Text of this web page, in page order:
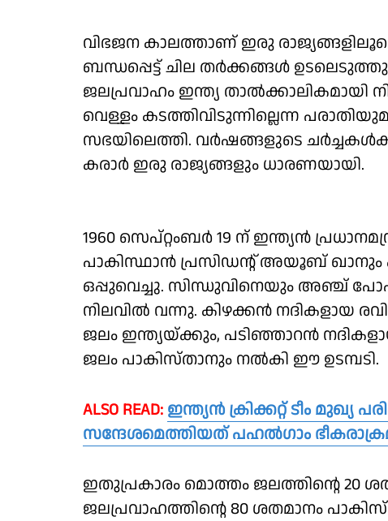
വിഭജന കാലത്താണ് ഇരു
ബന്ധപ്പെട്ട് ചില തര്‍ക്കങ്ങള്‍
ജലപ്രവാഹം ഇന്ത്യ താല്‍ക്കാലികമായി
വെള്ളം കടത്തിവിടുന്നില്ലെന്ന
സഭയിലെത്തി. വര്‍ഷങ്ങളുടെ
കരാര്‍ ഇരു രാജ്യങ്ങളും ധാരണയായി.
1960 സെപ്റ്റംബര്‍ 19 ന് ഇന്ത്യന്‍
പാകിസ്ഥാന്‍ പ്രസിഡന്റ് അയൂബ് ഖാനും
ഒപ്പുവെച്ചു. സിന്ധുവിനെയും അഞ്ച്
നിലവില്‍ വന്നു. കിഴക്കന്‍ നദികളായ
ജലം ഇന്ത്യയ്ക്കും, പടിഞ്ഞാറന്‍
ജലം പാകിസ്താനും നല്‍കി ഈ ഉടമ്പടി.
ALSO READ: ഇന്ത്യൻ ക്രിക്കറ്റ് ടീം മുഖ്യ
സന്ദേശമെത്തിയത് പഹൽഗാം
ഇതുപ്രകാരം മൊത്തം ജലത്തിന്റെ 20
ജലപ്രവാഹത്തിന്റെ 80 ശതമാനം